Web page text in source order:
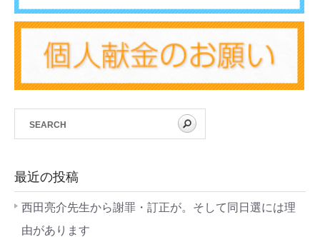
最近の投稿
西田亮介先生から謝罪・訂正が。そして同日選には理
由があります